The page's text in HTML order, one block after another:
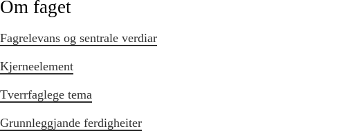
Om faget
Fagrelevans og sentrale verdiar
Kjerneelement
Tverrfaglege tema
Grunnleggjande ferdigheiter